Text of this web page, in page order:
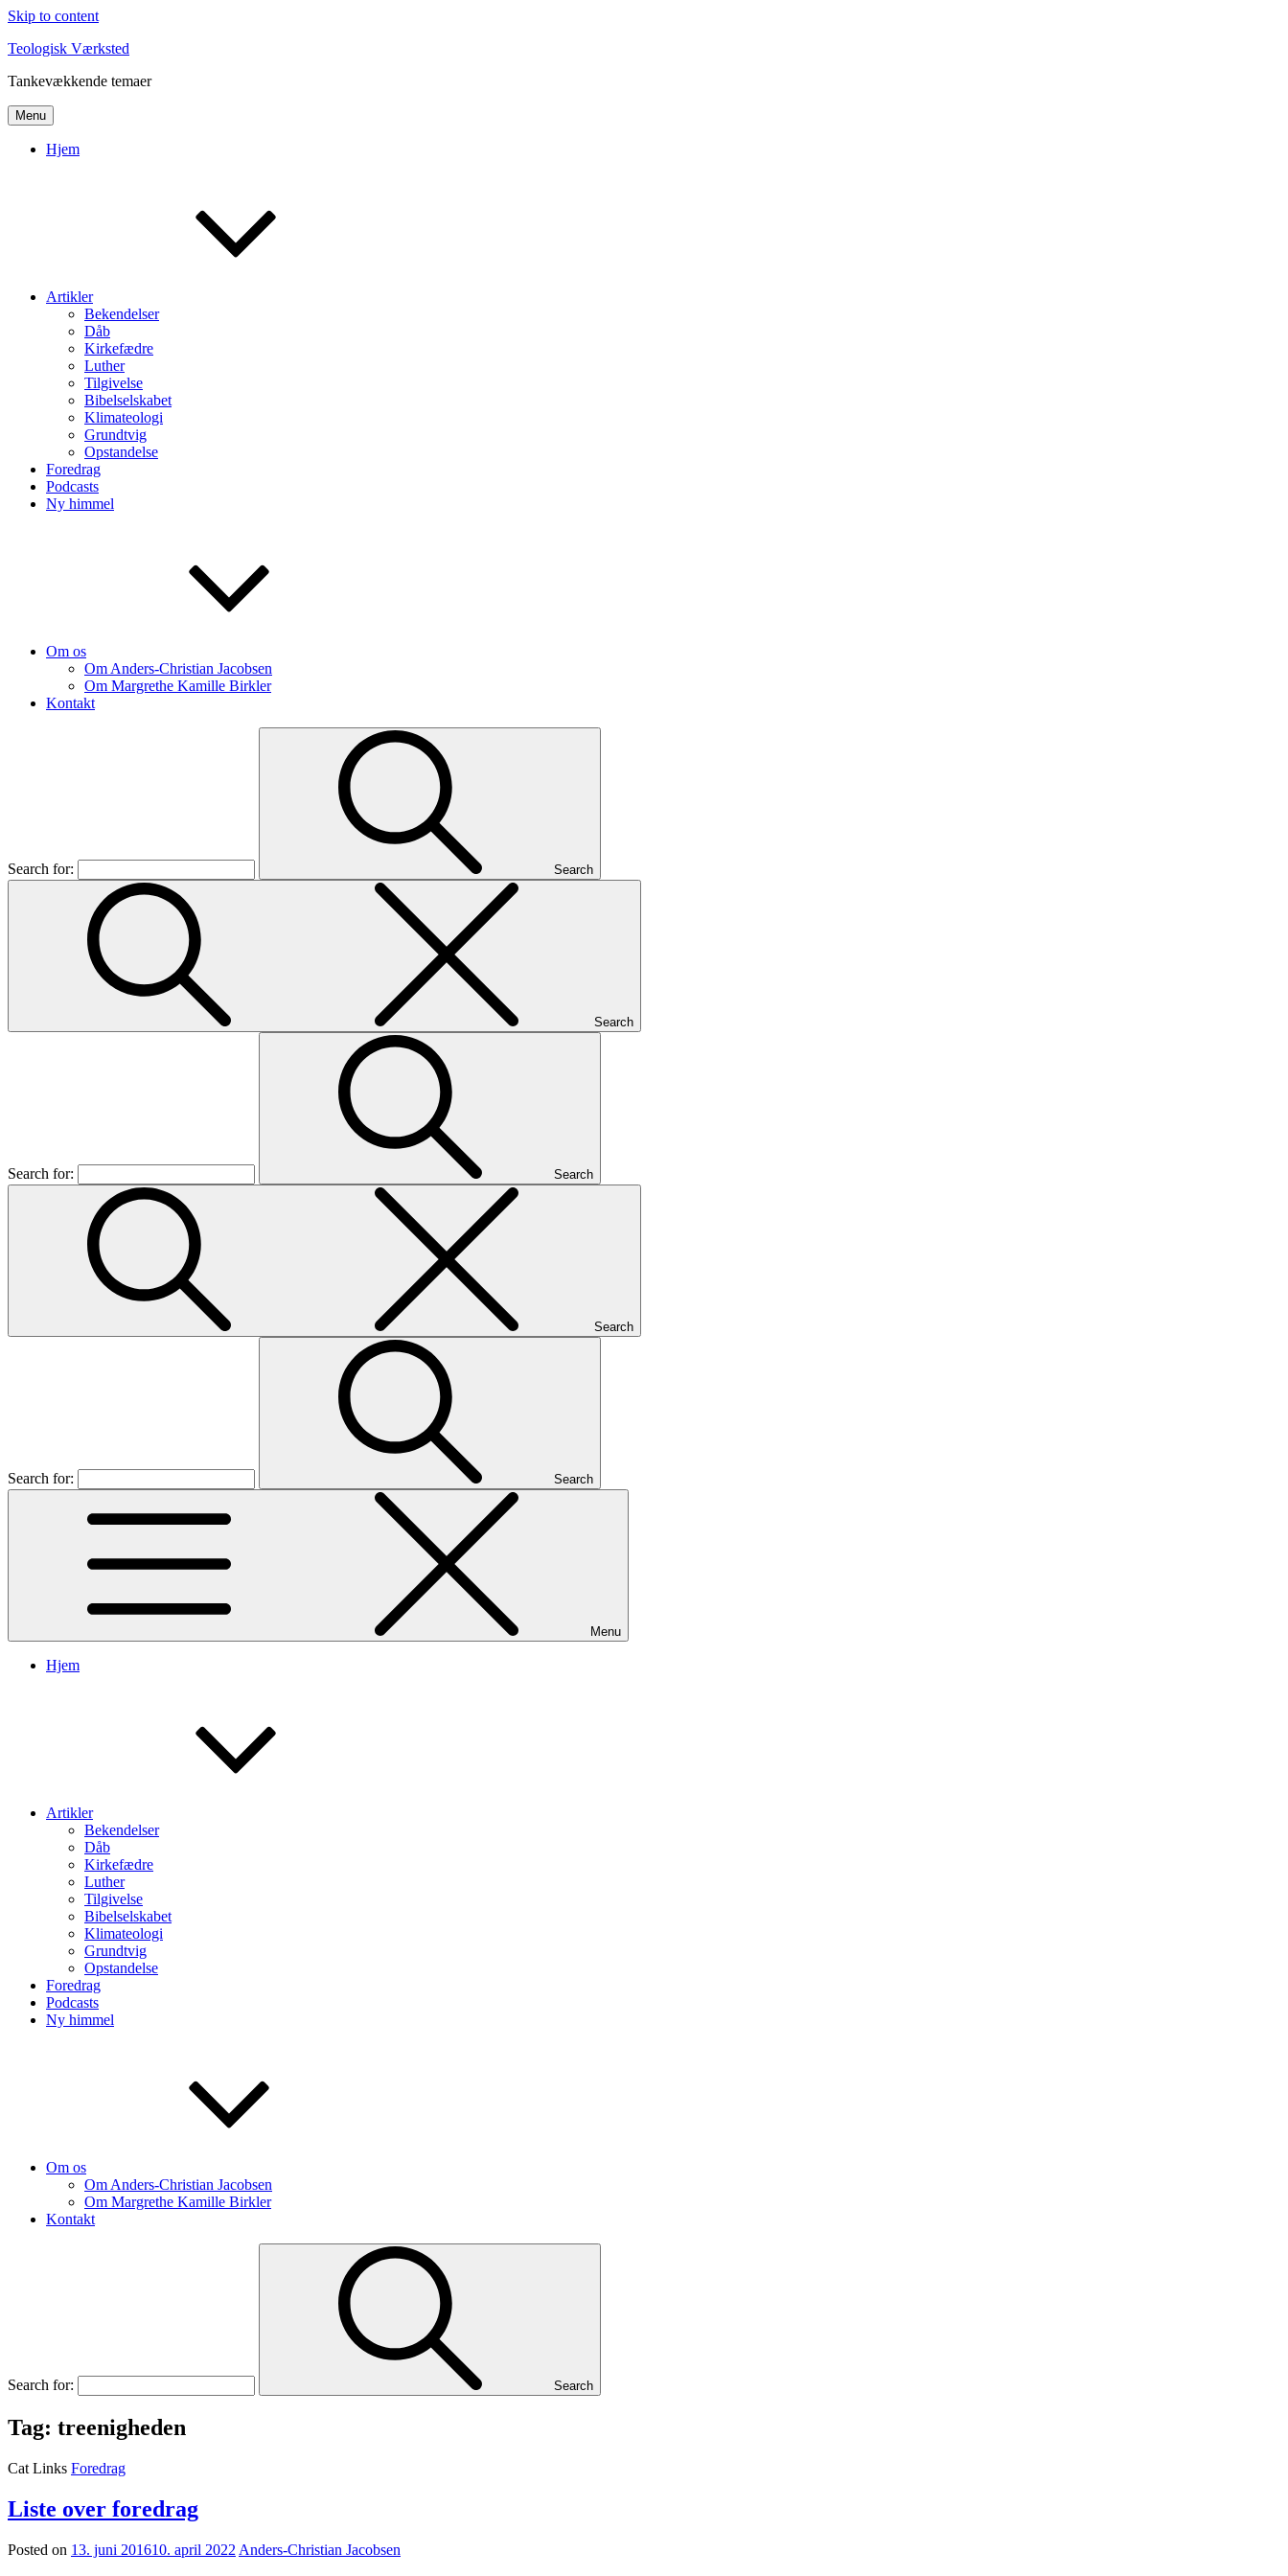
Skip to content
Teologisk Værksted
Tankevækkende temaer
Menu
Hjem
Artikler
Bekendelser
Dåb
Kirkefædre
Luther
Tilgivelse
Bibelselskabet
Klimateologi
Grundtvig
Opstandelse
Foredrag
Podcasts
Ny himmel
Om os
Om Anders-Christian Jacobsen
Om Margrethe Kamille Birkler
Kontakt
Search for: Search
Search
Search for: Search
Search
Search for: Search
Menu
Hjem
Artikler
Bekendelser
Dåb
Kirkefædre
Luther
Tilgivelse
Bibelselskabet
Klimateologi
Grundtvig
Opstandelse
Foredrag
Podcasts
Ny himmel
Om os
Om Anders-Christian Jacobsen
Om Margrethe Kamille Birkler
Kontakt
Search for: Search
Tag: treenigheden
Cat Links Foredrag
Liste over foredrag
Posted on 13. juni 201610. april 2022 Anders-Christian Jacobsen